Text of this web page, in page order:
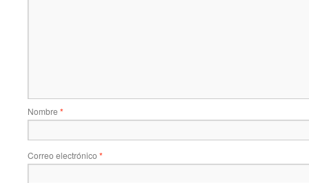
Nombre *
Correo electrónico *